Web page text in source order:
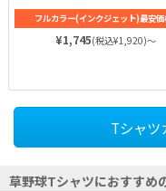
送！急なイベントが迫ってい
でも安心です♪ 紫外線カット
（UPF30）と、吸水速乾性を併
っており、マラソン（ジョギン
肌から汗を吸収し乾燥させる
常に快適な着心地です♪
フルカラー(インクジェット)最安価
¥1,745(税込¥1,920)～
Tシャツ
草野球Tシャツにおすすめ